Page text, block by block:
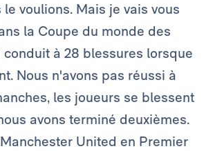
voulions. Mais je vais vous
la Coupe du monde des
à 28 blessures lorsque
Nous n'avons pas réussi à
les joueurs se blessent
avons terminé deuxièmes.
United en Premier